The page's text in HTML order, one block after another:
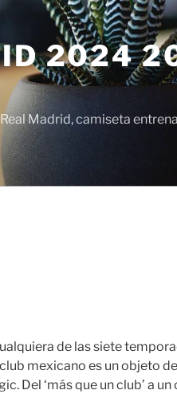
2024
Madrid, camiseta
de las siete
mexicano es un objeto
Del ‘más que un club’ a un